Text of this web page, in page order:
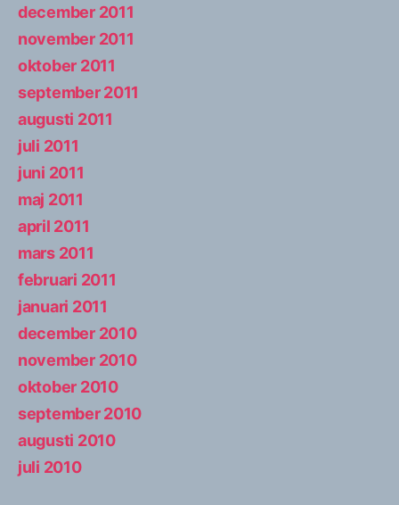
december 2011
november 2011
oktober 2011
september 2011
augusti 2011
juli 2011
juni 2011
maj 2011
april 2011
mars 2011
februari 2011
januari 2011
december 2010
november 2010
oktober 2010
september 2010
augusti 2010
juli 2010